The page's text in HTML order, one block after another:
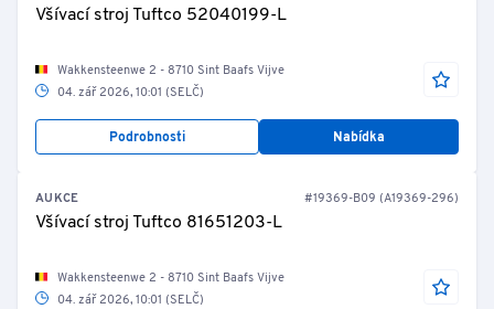
Všívací stroj Tuftco 52040199-L
Wakkensteenwe 2 - 8710 Sint Baafs Vijve
04. zář 2026, 10:01 (SELČ)
Podrobnosti Nabídka
AUKCE #19369-B09 (A19369-296)
Všívací stroj Tuftco 81651203-L
Wakkensteenwe 2 - 8710 Sint Baafs Vijve
04. zář 2026, 10:01 (SELČ)